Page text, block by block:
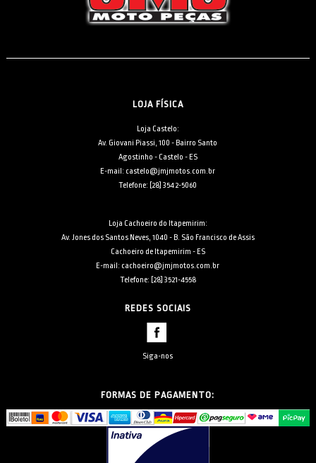
LOJA FÍSICA
Loja Castelo:
Av. Giovani Piassi, 100 - Bairro Santo
Agostinho - Castelo - ES
E-mail: castelo@jmjmotos.com.br
Telefone: [28] 3542-5060
Loja Cachoeiro do Itapemirim:
Av. Jones dos Santos Neves, 1040 - B. São Francisco de Assis
Cachoeiro de Itapemirim - ES
E-mail: cachoeiro@jmjmotos.com.br
Telefone: [28] 3521-4558
REDES SOCIAIS
Siga-nos
FORMAS DE PAGAMENTO: